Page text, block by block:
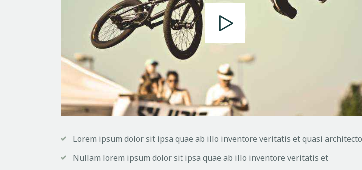
Lorem ipsum dolor sit ipsa quae ab illo inventore veritatis et quasi architecto
Nullam lorem ipsum dolor sit ipsa quae ab illo inventore veritatis et